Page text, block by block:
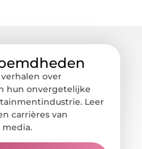
over
hun onvergetelijke
Leer
carrières van